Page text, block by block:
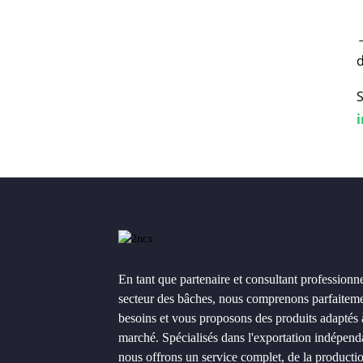
En tant que partenaire et consultant
secteur des bâches, nous comprenons
besoins et vous proposons des produits adaptés
marché. Spécialisés dans l'exportation
nous offrons un service complet, de la